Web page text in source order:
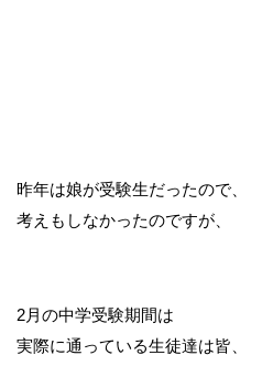
昨年は娘が受験生だったので、
考えもしなかったのですが、
2月の中学受験期間は
実際に通っている生徒達は皆、